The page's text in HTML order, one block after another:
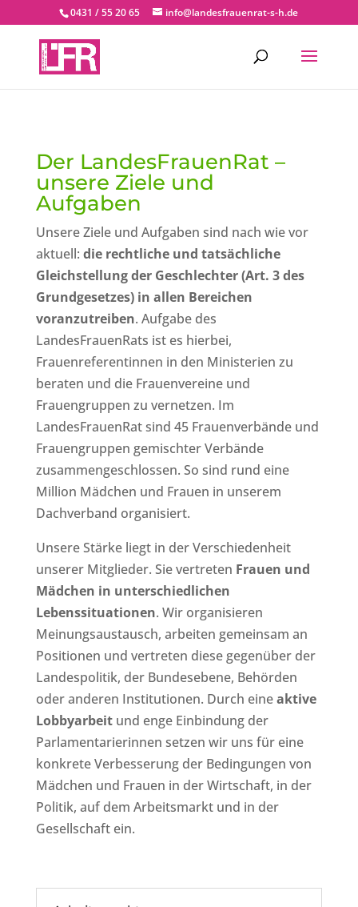
0431 / 55 20 65 info@landesfrauenrat-s-h.de
Der LandesFrauenRat –
unsere Ziele und
Aufgaben
Unsere Ziele und Aufgaben sind nach wie vor
aktuell: die rechtliche und tatsächliche
Gleichstellung der Geschlechter (Art. 3 des
Grundgesetzes) in allen Bereichen
voranzutreiben. Aufgabe des
LandesFrauenRats ist es hierbei,
Frauenreferentinnen in den Ministerien zu
beraten und die Frauenvereine und
Frauengruppen zu vernetzen. Im
LandesFrauenRat sind 45 Frauenverbände und
Frauengruppen gemischter Verbände
zusammengeschlossen. So sind rund eine
Million Mädchen und Frauen in unserem
Dachverband organisiert.
Unsere Stärke liegt in der Verschiedenheit
unserer Mitglieder. Sie vertreten Frauen und
Mädchen in unterschiedlichen
Lebenssituationen. Wir organisieren
Meinungsaustausch, arbeiten gemeinsam an
Positionen und vertreten diese gegenüber der
Landespolitik, der Bundesebene, Behörden
oder anderen Institutionen. Durch eineaktive
Lobbyarbeitund enge Einbindung der
Parlamentarierinnen setzen wir uns für eine
konkrete Verbesserung der Bedingungen von
Mädchen und Frauen in der Wirtschaft, in der
Politik, auf dem Arbeitsmarkt und in der
Gesellschaft ein.